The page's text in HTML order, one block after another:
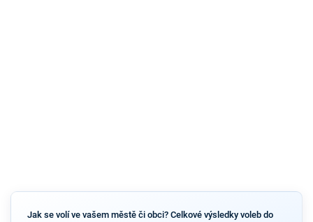
Jak se volí ve vašem městě či obci? Celkové výsledky voleb do